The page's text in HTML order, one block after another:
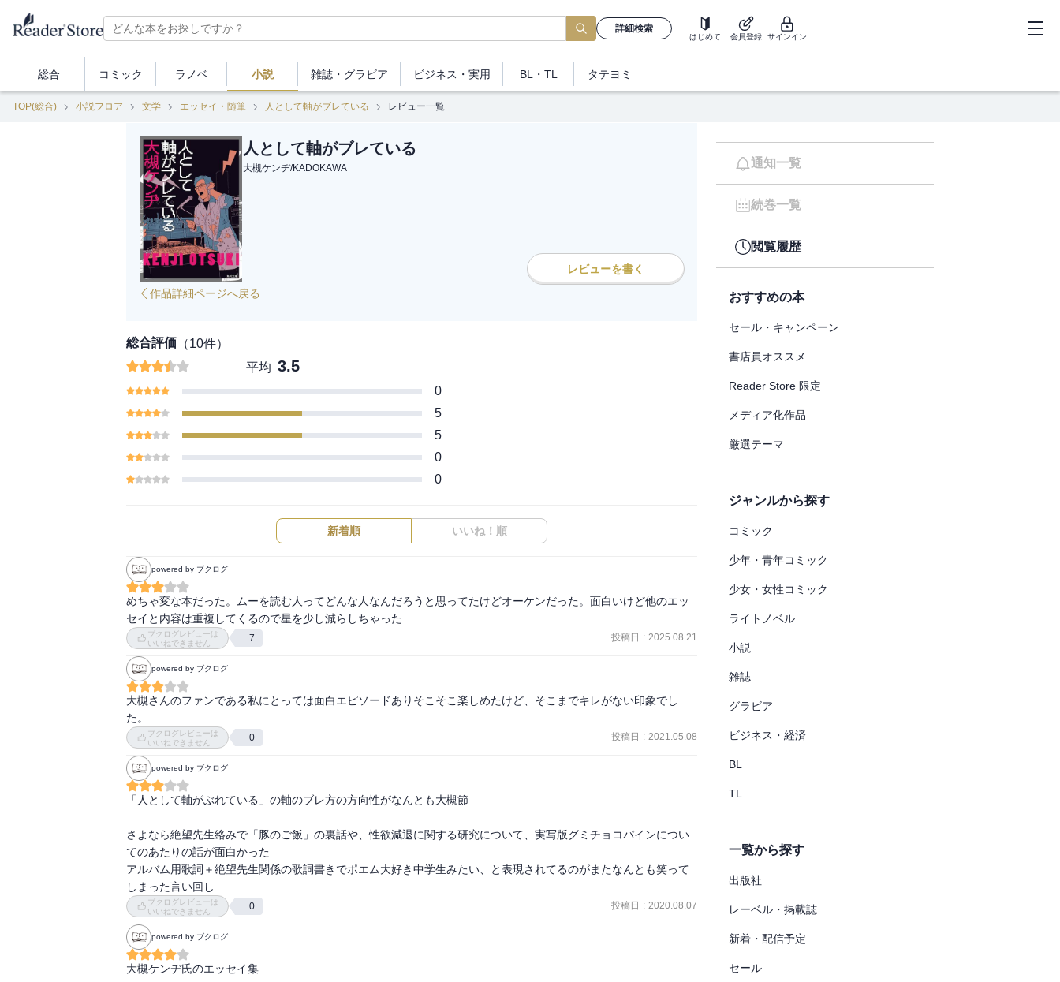
詳細検索
はじめて 会員登録 サインイン
総合 コミック ラノベ 小説 雑誌・ グラビア ビジネス ・実用 BL・TL タテヨミ
TOP(総合) 小説フロア 文学 エッセイ・随筆 人として軸がブレている レビュー一覧
人として軸がブレている
大槻ケンヂ/KADOKAWA
レビューを書く
作品詳細ページへ戻る
総合評価 （10件）
平均 3.5
0
5
5
0
0
新着順 いいね！順
powered by ブクログ
めちゃ変な本だった。ムーを読む人ってどんな人なんだろうと思ってたけどオーケンだった。面白いけど他のエッ
セイと内容は重複してくるので星を少し減らしちゃった
ブクログレビューは
いいねできません
7 投稿日 : 2025.08.21
powered by ブクログ
大槻さんのファンである私にとっては面白エピソードありそこそこ楽しめたけど、そこまでキレがない印象でし
た。
ブクログレビューは
いいねできません
0 投稿日 : 2021.05.08
powered by ブクログ
「人として軸がぶれている」の軸のブレ方の方向性がなんとも大槻節
さよなら絶望先生絡みで「豚のご飯」の裏話や、性欲減退に関する研究について、実写版グミチョコパインについ
てのあたりの話が面白かった
アルバム用歌詞＋絶望先生関係の歌詞書きでポエム大好き中学生みたい、と表現されてるのがまたなんとも笑って
しまった言い回し
ブクログレビューは
いいねできません
0 投稿日 : 2020.08.07
powered by ブクログ
大槻ケンヂ氏のエッセイ集
通知一覧
続巻一覧
閲覧履歴
おすすめの本
セール・キャンペーン
書店員オススメ
Reader Store 限定
メディア化作品
厳選テーマ
ジャンルから探す
コミック
少年・青年コミック
少女・女性コミック
ライトノベル
小説
雑誌
グラビア
ビジネス・経済
BL
TL
一覧から探す
出版社
レーベル・掲載誌
新着・配信予定
セール